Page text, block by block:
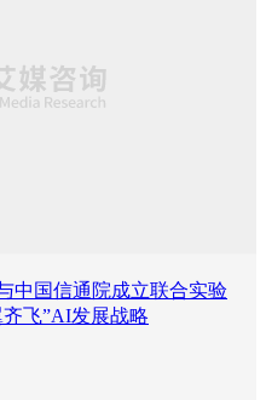
中国信通院成立联合实验
飞”AI发展战略